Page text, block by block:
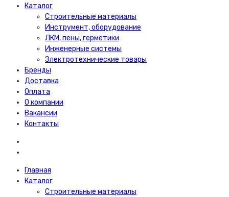
Каталог
Строительные материалы
Инструмент, оборудование
ЛКМ, пены, герметики
Инженерные системы
Электротехнические товары
Бренды
Доставка
Оплата
О компании
Вакансии
Контакты
Главная
Каталог
Строительные материалы